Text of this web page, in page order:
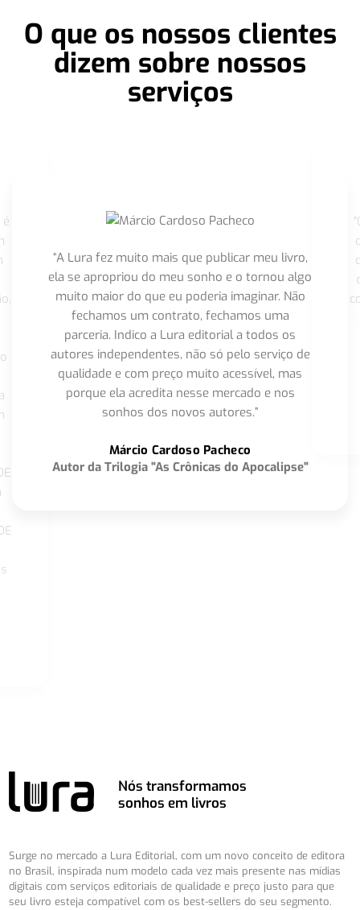
O que os nossos clientes
dizem sobre nossos
serviços
“A Lura fez muito mais que publicar meu livro,
ela se apropriou do meu sonho e o tornou algo
muito maior do que eu poderia imaginar. Não
fechamos um contrato, fechamos uma
parceria. Indico a Lura editorial a todos os
autores independentes, não só pelo serviço de
qualidade e com preço muito acessível, mas
porque ela acredita nesse mercado e nos
sonhos dos novos autores.”
Márcio Cardoso Pacheco
Autor da Trilogia "As Crônicas do Apocalipse"
Nós transformamos
sonhos em livros
Surge no mercado a Lura Editorial, com um novo conceito de editora
no Brasil, inspirada num modelo cada vez mais presente nas mídias
digitais com serviços editoriais de qualidade e preço justo para que
seu livro esteja compatível com os best-sellers do seu segmento.